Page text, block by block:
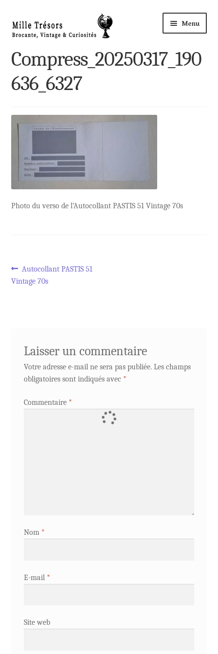
à
navigation
au
Menu
Nos Trésors
Panier
Mon compte
Règlement
Compress_20250317_190
636_6327
Photo du verso de l’Autocollant PASTIS 51 Vintage 70s
Navigation
Article
précédent :
Autocollant PASTIS 51
Vintage 70s
Laisser un commentaire
Votre adresse e-mail ne sera pas publiée. Les champs
obligatoires sont indiqués avec *
Commentaire *
Nom *
E-mail *
Site web